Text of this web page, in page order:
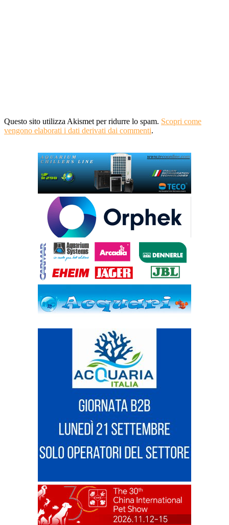
Questo sito utilizza Akismet per ridurre lo spam. Scopri come
vengono elaborati i dati derivati dai commenti.